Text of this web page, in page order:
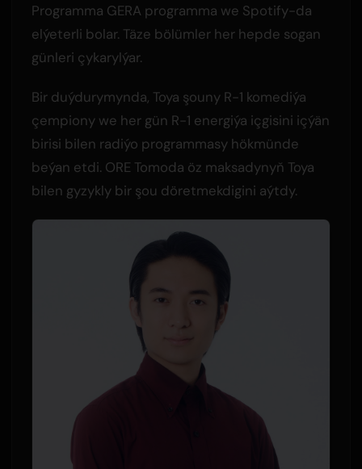
Programma GERA programma we Spotify-da
elýeterli bolar. Täze bölümler her hepde sogan
günleri çykarylýar.
Bir duýdurymynda, Toya şouny R-1 komediýa
çempiony we her gün R-1 energiýa içgisini içýän
birisi bilen radiýo programmasy hökmünde
beýan etdi. ORE Tomoda öz maksadynyň Toya
bilen gyzykly bir şou döretmekdigini aýtdy.